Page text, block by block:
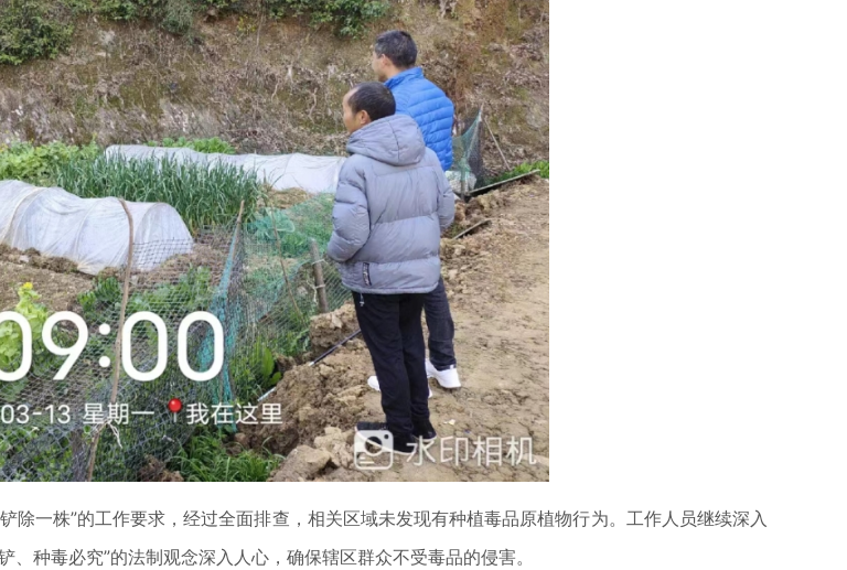
除一株”的工作要求，经过全面排查，相关区域未发现有种植毒品原植物行为。工作人员继续深入
种毒必究”的法制观念深入人心，确保辖区群众不受毒品的侵害。